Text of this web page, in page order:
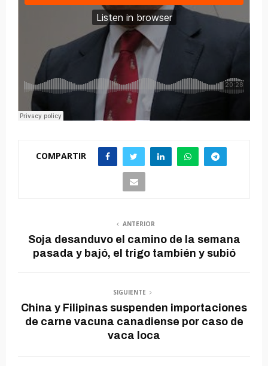
COMPARTIR
ANTERIOR
Soja desanduvo el camino de la semana
pasada y bajó, el trigo también y subió
SIGUIENTE
China y Filipinas suspenden importaciones
de carne vacuna canadiense por caso de
vaca loca